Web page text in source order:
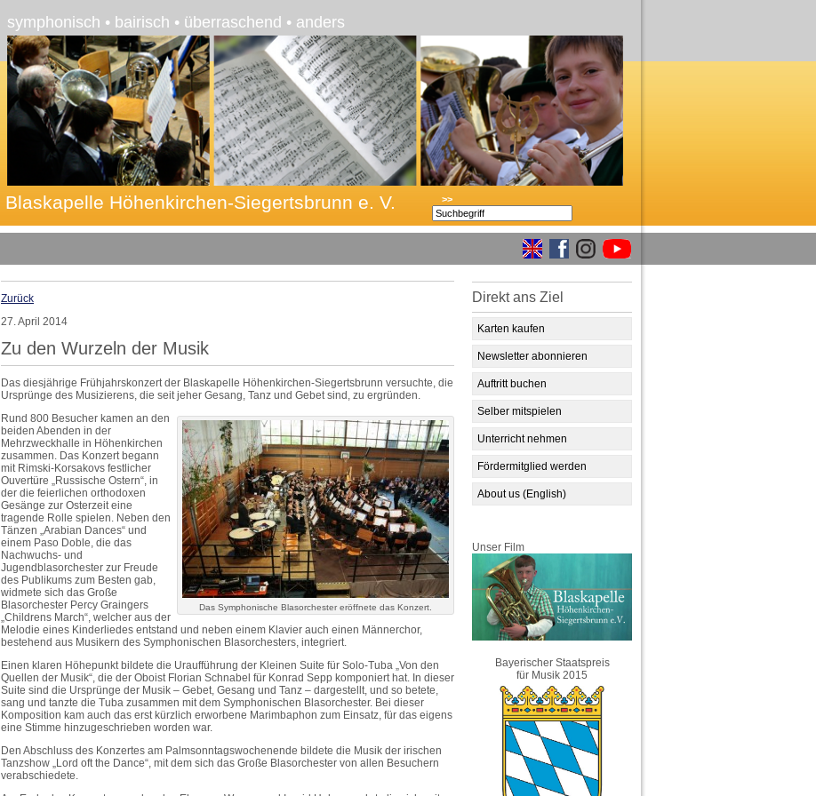
symphonisch • bairisch • überraschend • anders
Blaskapelle Höhenkirchen-Siegertsbrunn e. V. >>
Direkt ans Ziel
Karten kaufen
Newsletter abonnieren
Auftritt buchen
Selber mitspielen
Unterricht nehmen
Fördermitglied werden
About us (English)
Unser Film
Bayerischer Staatspreis
für Musik 2015
Zurück
27. April 2014
Zu den Wurzeln der Musik
Das diesjährige Frühjahrskonzert der Blaskapelle Höhenkirchen-Siegertsbrunn versuchte, die
Ursprünge des Musizierens, die seit jeher Gesang, Tanz und Gebet sind, zu ergründen.
Das Symphonische Blasorchester eröffnete das Konzert.
Rund 800 Besucher kamen an den
beiden Abenden in der
Mehrzweckhalle in Höhenkirchen
zusammen. Das Konzert begann
mit Rimski-Korsakovs festlicher
Ouvertüre „Russische Ostern“, in
der die feierlichen orthodoxen
Gesänge zur Osterzeit eine
tragende Rolle spielen. Neben den
Tänzen „Arabian Dances“ und
einem Paso Doble, die das
Nachwuchs- und
Jugendblasorchester zur Freude
des Publikums zum Besten gab,
widmete sich das Große
Blasorchester Percy Graingers
„Childrens March“, welcher aus der
Melodie eines Kinderliedes entstand und neben einem Klavier auch einen Männerchor,
bestehend aus Musikern des Symphonischen Blasorchesters, integriert.
Einen klaren Höhepunkt bildete die Uraufführung der Kleinen Suite für Solo-Tuba „Von den
Quellen der Musik“, die der Oboist Florian Schnabel für Konrad Sepp komponiert hat. In dieser
Suite sind die Ursprünge der Musik – Gebet, Gesang und Tanz – dargestellt, und so betete,
sang und tanzte die Tuba zusammen mit dem Symphonischen Blasorchester. Bei dieser
Komposition kam auch das erst kürzlich erworbene Marimbaphon zum Einsatz, für das eigens
eine Stimme hinzugeschrieben worden war.
Den Abschluss des Konzertes am Palmsonntagswochenende bildete die Musik der irischen
Tanzshow „Lord oft the Dance“, mit dem sich das Große Blasorchester von allen Besuchern
verabschiedete.